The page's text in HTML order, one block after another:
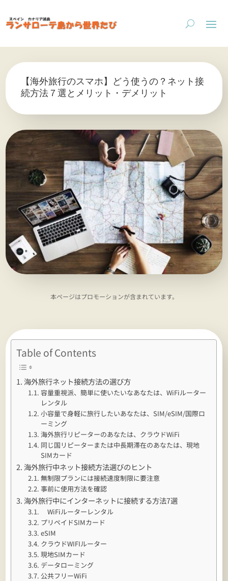
【海外旅行のスマホ】どう使うの？ネット接
続方法７選とメリット・デメリット
本ページはプロモーションが含まれています。
Table of Contents
海外旅行ネット接続方法の選び方
容量重視派、簡単に使いたいなあなたは、WiFiルーター
レンタル
小容量で身軽に旅行したいあなたは、SIM/eSIM/国際ロ
ーミング
海外旅行リピーターのあなたは、クラウドWiFi
同じ国リピーターまたは中長期滞在のあなたは、現地
SIMカード
海外旅行中ネット接続方法選びのヒント
無制限プランには接続速度制限に要注意
事前に使用方法を確認
海外旅行中にインターネットに接続する方法7選
WiFiルーターレンタル
プリペイドSIMカード
eSIM
クラウドWIFIルーター
現地SIMカード
データローミング
公共フリーWiFi